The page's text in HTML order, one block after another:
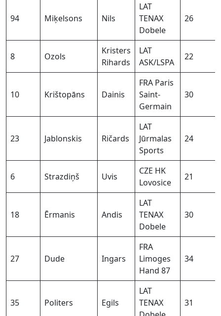
94 Miķelsons Nils
LAT
TENAX
Dobele
26
8 Ozols
Kristers
Rihards
LAT
ASK/LSPA
22
10 Krištopāns Dainis
FRA Paris
Saint-
Germain
30
23 Jablonskis Ričards
LAT
Jūrmalas
Sports
24
6 Strazdiņš Uvis
CZE HK
Lovosice
21
18 Ērmanis Andis
LAT
TENAX
Dobele
30
27 Dude Ingars
FRA
Limoges
Hand 87
34
35 Politers Egils
LAT
TENAX
31